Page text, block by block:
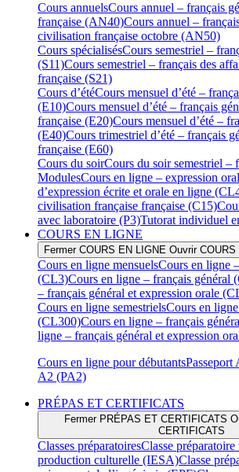
Cours annuelsCours annuel – français
française (AN40)Cours annuel –
civilisation française octobre (AN50)
Cours spécialisésCours semestriel –
(S11)Cours semestriel – français des
française (S21)
Cours d’étéCours mensuel d’été –
(E10)Cours mensuel d’été – français
française (E20)Cours mensuel d’été –
(E40)Cours trimestriel d’été – français
française (E60)
Cours du soirCours du soir semestriel –
ModulesCours en ligne – expression
d’expression écrite et orale en ligne
civilisation française française (C15)
avec laboratoire (P3)Tutorat individuel
COURS EN LIGNE
Fermer COURS EN LIGNE Ouvrir
Cours en ligne mensuelsCours en ligne
(CL3)Cours en ligne – français général
– français général et expression orale
Cours en ligne semestrielsCours en
(CL300)Cours en ligne – français
ligne – français général et expression
Cours en ligne pour débutantsPasseport
A2 (PA2)
PRÉPAS ET CERTIFICATS
Fermer PRÉPAS ET CERTIFICATS
CERTIFICATS
Classes préparatoiresClasse préparatoire
production culturelle (IESA)Classe